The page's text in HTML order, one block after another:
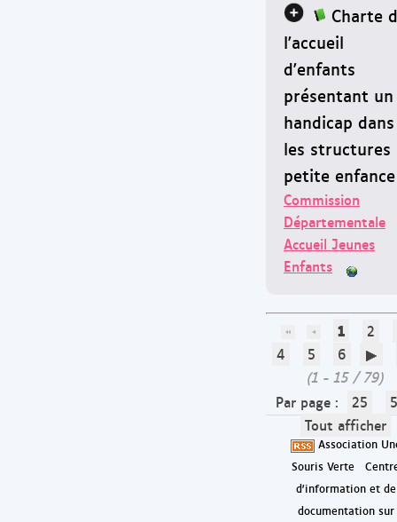
Charte
l'accueil
d'enfants
présentant un
handicap dans
les structures
petite enfance
Commission
Départementale
Accueil Jeunes
Enfants
1
2
4
5
6
(1 - 15 / 79)
Par page :
25
Tout afficher
Association
Souris Verte
d'information et de
documentation sur